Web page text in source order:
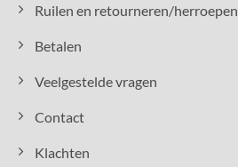
Ruilen en retourneren/herroepen
Betalen
Veelgestelde vragen
Contact
Klachten